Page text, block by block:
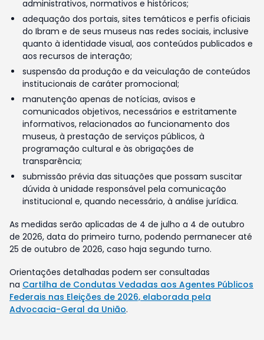
administrativos, normativos e históricos;
adequação dos portais, sites temáticos e perfis oficiais
do Ibram e de seus museus nas redes sociais, inclusive
quanto à identidade visual, aos conteúdos publicados e
aos recursos de interação;
suspensão da produção e da veiculação de conteúdos
institucionais de caráter promocional;
manutenção apenas de notícias, avisos e
comunicados objetivos, necessários e estritamente
informativos, relacionados ao funcionamento dos
museus, à prestação de serviços públicos, à
programação cultural e às obrigações de
transparência;
submissão prévia das situações que possam suscitar
dúvida à unidade responsável pela comunicação
institucional e, quando necessário, à análise jurídica.
As medidas serão aplicadas de 4 de julho a 4 de outubro
de 2026, data do primeiro turno, podendo permanecer até
25 de outubro de 2026, caso haja segundo turno.
Orientações detalhadas podem ser consultadas
na Cartilha de Condutas Vedadas aos Agentes Públicos
Federais nas Eleições de 2026, elaborada pela
Advocacia-Geral da União.